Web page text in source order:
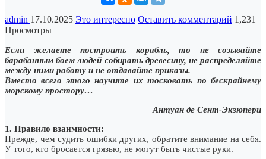
admin 17.10.2025 Это интересно Оставить комментарий 1,231
Просмотры
Если желаете построить корабль, то не созывайте
барабанным боем людей собирать древесину, не распределяйте
между ними работу и не отдавайте приказы.
Вместо всего этого научите их тосковать по бескрайнему
морскому простору…
Антуан де Сент-Экзюпери
1. Правило взаимности:
Прежде, чем судить ошибки других, обратите внимание на себя.
У того, кто бросается грязью, не могут быть чистые руки.